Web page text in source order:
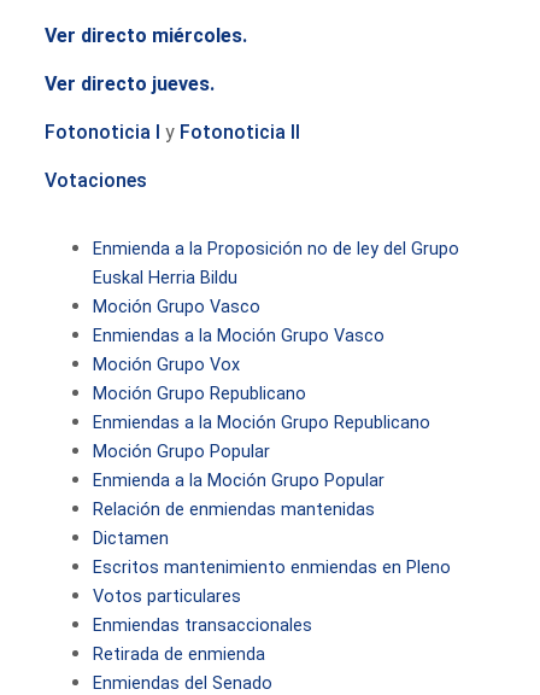
Ver directo miércoles.
Ver directo jueves.
Fotonoticia I y Fotonoticia II
Votaciones
Enmienda a la Proposición no de ley del Grupo
Euskal Herria Bildu
Moción Grupo Vasco
Enmiendas a la Moción Grupo Vasco
Moción Grupo Vox
Moción Grupo Republicano
Enmiendas a la Moción Grupo Republicano
Moción Grupo Popular
Enmienda a la Moción Grupo Popular
Relación de enmiendas mantenidas
Dictamen
Escritos mantenimiento enmiendas en Pleno
Votos particulares
Enmiendas transaccionales
Retirada de enmienda
Enmiendas del Senado